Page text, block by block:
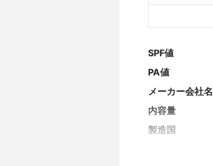
SPF値
PA値
メーカー会社名
内容量
製造国